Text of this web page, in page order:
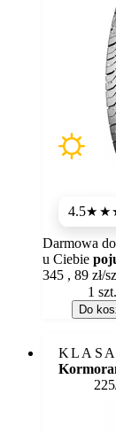
4.5
Darmowa
u Ciebie
345 , 89 zł/
Do